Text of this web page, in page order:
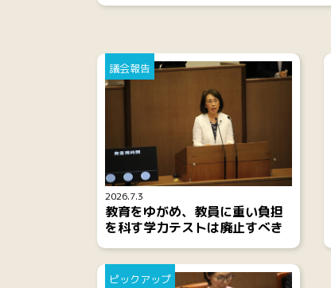
2026.7.3
議会報告
教育をゆがめ、教員に重い負担
を科す学力テストは廃止すべき
ピックアップ